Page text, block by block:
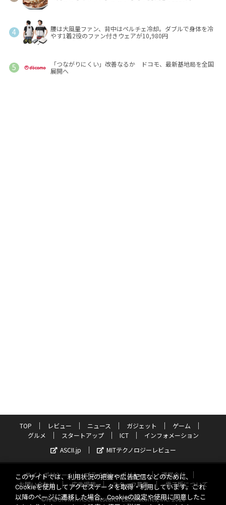
腰は大風量ファン、背中はペルチェ冷却。ダブルで身体を冷
やす1着2役のファン付きウェアが10,980円
「つながりにくい」改善なるか ドコモ、最新基地局を全国
展開へ
TOP レビュー ニュース ガジェット
ゲーム
グルメ
スタートアップ ICT
インフォメーション
ASCII.jp
MITテクノロジーレビュー
サイトポリシー プライバシーポリシー
運営会社
お問い合わせ
広告掲載 スタッフ募集
電子版について
©KADOKAWA ASCII Research Laboratories, Inc. 2026
このサイトでは、利用状況の把握や広告配信などのために、
Cookieを使用してアクセスデータを取得・利用しています。これ
以降のページに遷移した場合、Cookieの設定や使用に同意したこ